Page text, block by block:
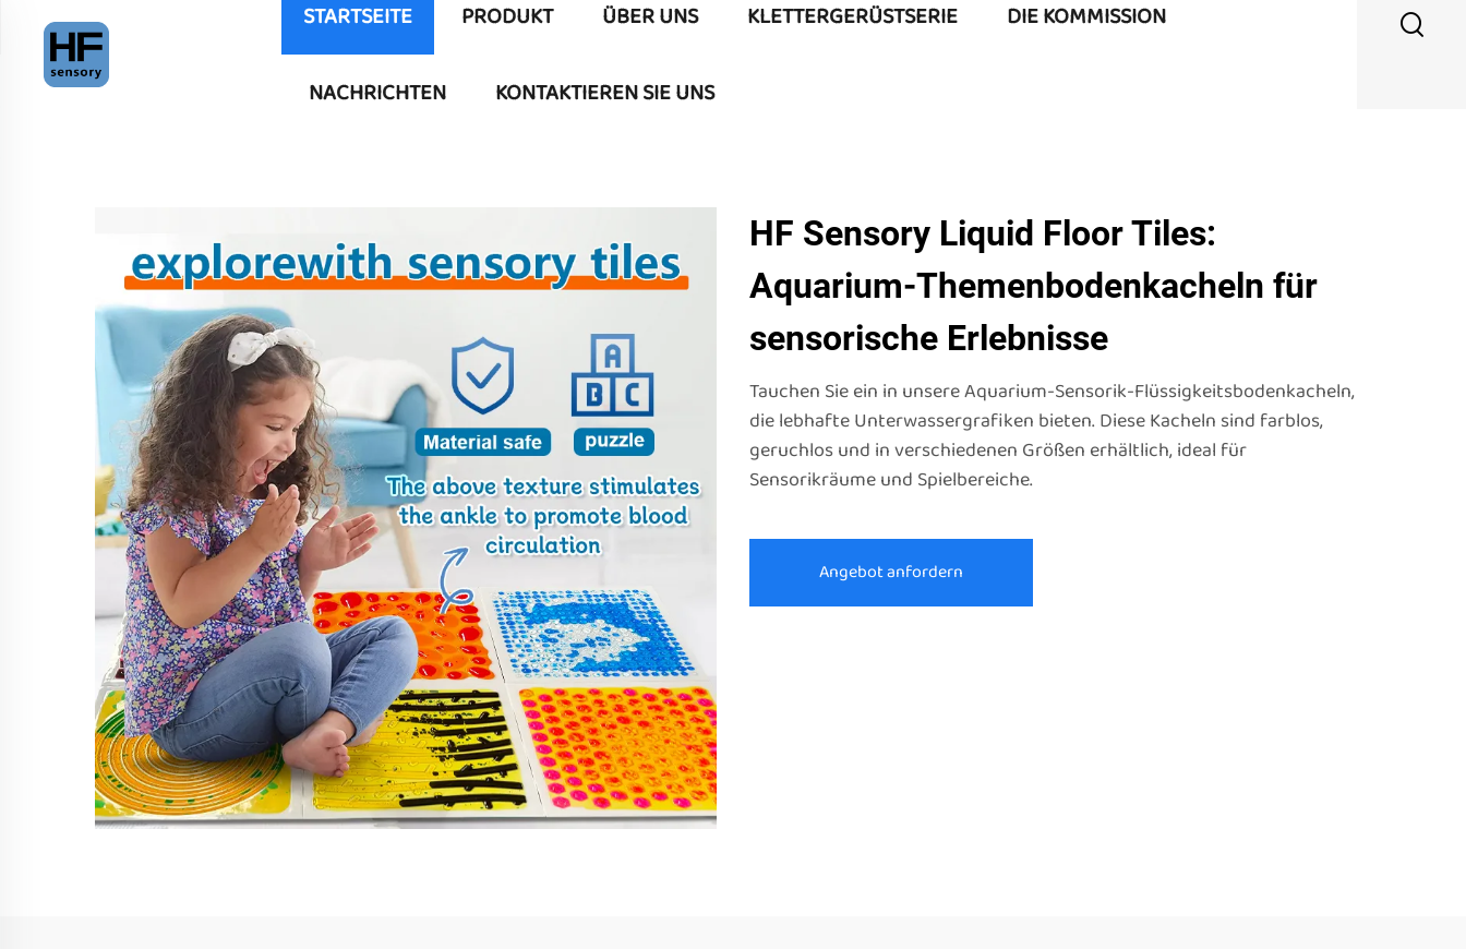
STARTSEITE PRODUKT ÜBER UNS KLETTERGERÜSTSERIE DIE KOMMISSION
NACHRICHTEN KONTAKTIEREN SIE UNS
HF Sensory Liquid Floor Tiles:
Aquarium-Themenbodenkacheln für
sensorische Erlebnisse
Tauchen Sie ein in unsere Aquarium-Sensorik-Flüssigkeitsbodenkacheln,
die lebhafte Unterwassergrafiken bieten. Diese Kacheln sind farblos,
geruchlos und in verschiedenen Größen erhältlich, ideal für
Sensorikräume und Spielbereiche.
Angebot anfordern